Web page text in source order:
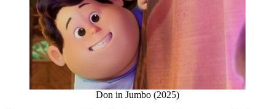
Don in Jumbo (2025)